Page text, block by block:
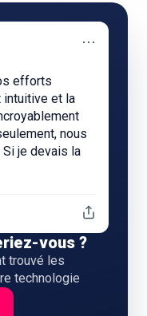
⋯
efforts
intuitive et la
nous
je devais la
vous ?
trouvé les
technologie